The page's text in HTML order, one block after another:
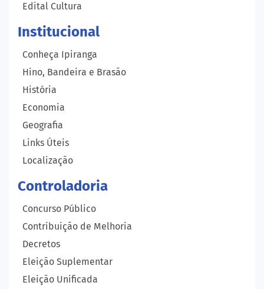
Edital Cultura
Institucional
Conheça Ipiranga
Hino, Bandeira e Brasão
História
Economia
Geografia
Links Úteis
Localização
Controladoria
Concurso Público
Contribuição de Melhoria
Decretos
Eleição Suplementar
Eleição Unificada